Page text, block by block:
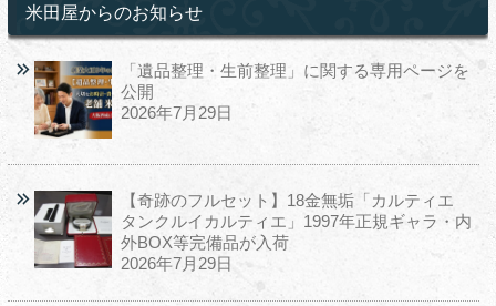
米田屋からのお知らせ
「遺品整理・生前整理」に関する専用ページを
公開
2026年7月29日
【奇跡のフルセット】18金無垢「カルティエ
タンクルイカルティエ」1997年正規ギャラ・内
外BOX等完備品が入荷
2026年7月29日